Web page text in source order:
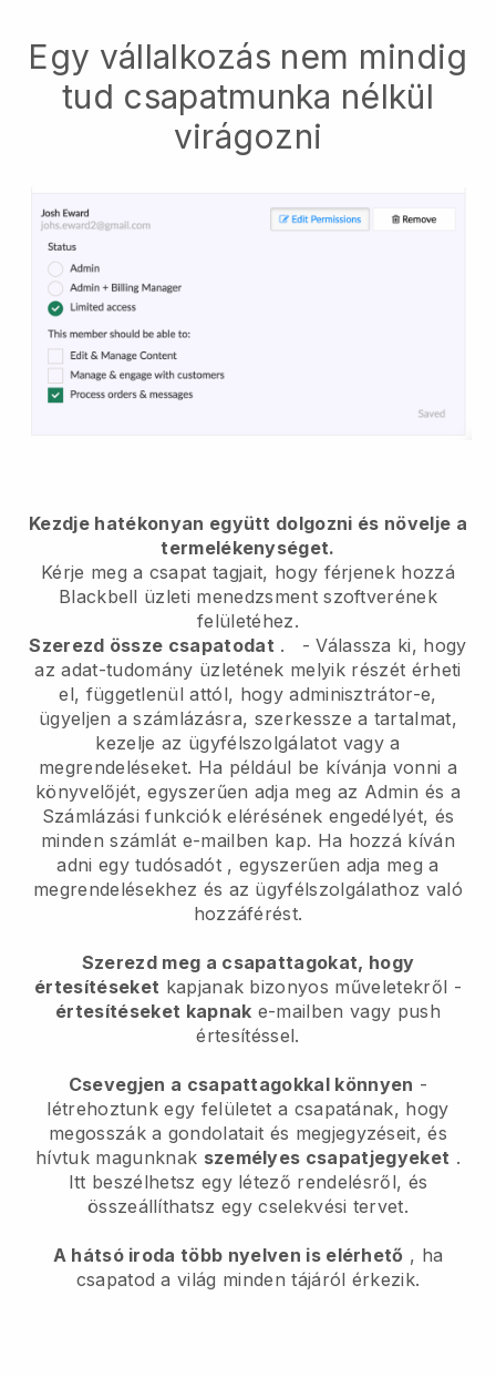
Egy vállalkozás nem mindig
tud csapatmunka nélkül
virágozni
Kezdje hatékonyan együtt dolgozni és növelje a
termelékenységet.
Kérje meg a csapat tagjait, hogy férjenek hozzá
Blackbell üzleti menedzsment szoftverének
felületéhez.
Szerezd össze csapatodat . -Válassza ki, hogy
az adat-tudomány üzletének melyik részét érheti
el, függetlenül attól, hogy adminisztrátor-e,
ügyeljen a számlázásra, szerkessze a tartalmat,
kezelje az ügyfélszolgálatot vagy a
megrendeléseket. Ha például be kívánja vonni a
könyvelőjét, egyszerűen adja meg az Admin és a
Számlázási funkciók elérésének engedélyét, és
minden számlát e-mailben kap. Ha hozzá kíván
adni egy tudósadót , egyszerűen adja meg a
megrendelésekhez és az ügyfélszolgálathoz való
hozzáférést.
Szerezd meg a csapattagokat, hogy
értesítéseket kapjanak bizonyos műveletekről -
értesítéseket kapnak e-mailben vagy push
értesítéssel.
Csevegjen a csapattagokkal könnyen -
létrehoztunk egy felületet a csapatának, hogy
megosszák a gondolatait és megjegyzéseit, és
hívtuk magunknak személyes csapatjegyeket .
Itt beszélhetsz egy létező rendelésről, és
összeállíthatsz egy cselekvési tervet.
A hátsó iroda több nyelven is elérhető , ha
csapatod a világ minden tájáról érkezik.